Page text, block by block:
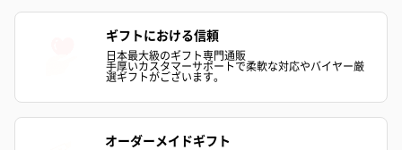
ギフトにおける信頼
日本最大級のギフト専門通販
手厚いカスタマーサポートで柔軟な対応やバイヤー厳
選ギフトがございます。
オーダーメイドギフト